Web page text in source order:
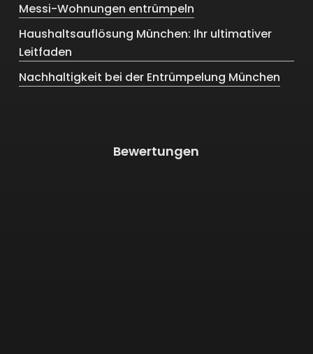
Messi-Wohnungen entrümpeln
Haushaltsauflösung München: Ihr ultimativer
Leitfaden
Nachhaltigkeit bei der Entrümpelung München
Bewertungen